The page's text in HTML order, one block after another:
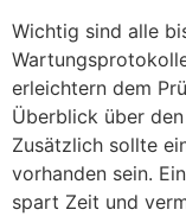
Wichtig sind alle
erleichtern dem
Überblick über
Zusätzlich sollte
vorhanden sein.
spart Zeit und